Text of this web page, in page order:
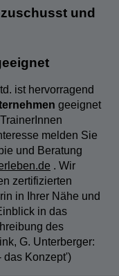
und
ist hervorragend
geeignet
melden Sie
und Beratung
. Wir
zertifizierten
in Ihrer Nähe und
in das
des
G. Unterberger:
das Konzept')